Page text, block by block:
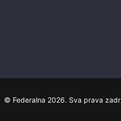
© Federalna 2026. Sva prava